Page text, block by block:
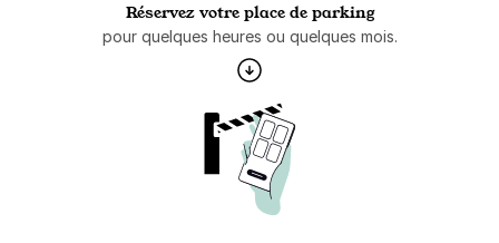
Réservez votre place de parking
pour quelques heures ou quelques mois.